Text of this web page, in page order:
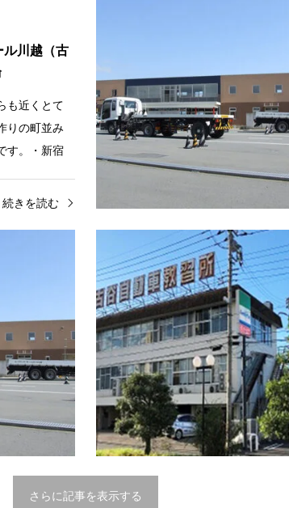
川越（古
も近くとて
りの町並み
す。・新宿
続きを読む
も近くとて
りの町並み
す。・新宿
・東…
大型車（二種）
東海・北陸
大人・お一人向き
スマートドライバースクール富
殿場（富士センチュリーモータ
富士山のすそので広々教習・静岡県
市、東名高速道路足柄SAから車で24
鷹山と富士山を望む教習所。・品川
40分強、名古屋から100分強、新幹
続きを
さらに記事を表示する